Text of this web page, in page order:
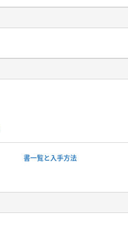
書一覧と入手方法